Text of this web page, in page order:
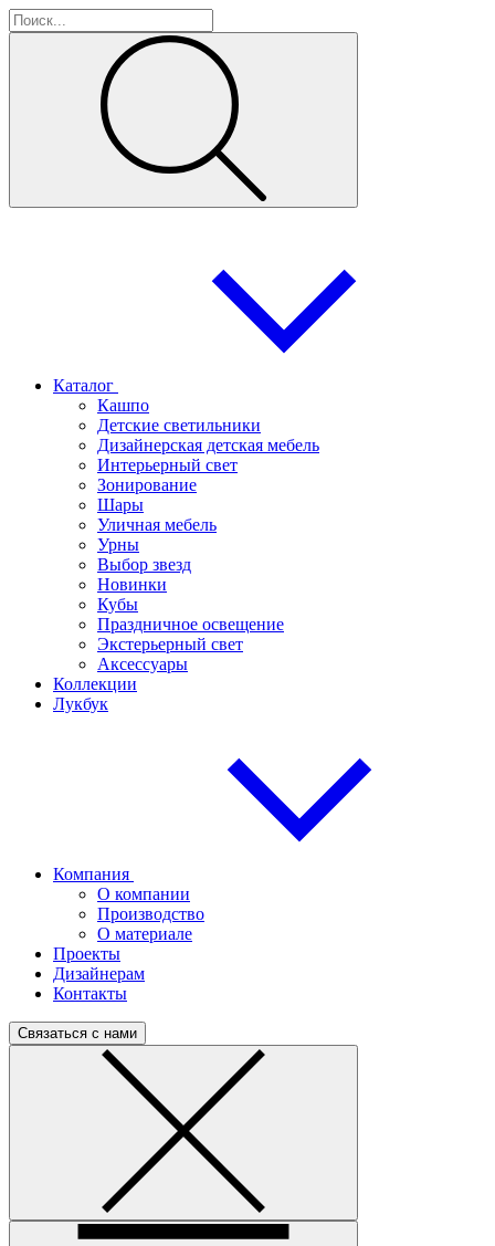
Каталог
Кашпо
Детские светильники
Дизайнерская детская мебель
Интерьерный свет
Зонирование
Шары
Уличная мебель
Урны
Выбор звезд
Новинки
Кубы
Праздничное освещение
Экстерьерный свет
Аксессуары
Коллекции
Лукбук
Компания
О компании
Производство
О материале
Проекты
Дизайнерам
Контакты
Связаться с нами